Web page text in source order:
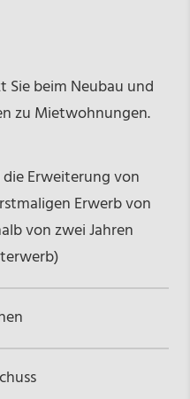
beim Neubau und
zu Mietwohnungen.
Erweiterung von
Erwerb von
von zwei Jahren